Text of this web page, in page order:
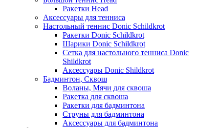
Ракетки Head
Аксессуары для тенниса
Настольный теннис Donic Schildkrot
Ракетки Donic Schildkrot
Шарики Donic Schildkrot
Сетка для настольного тенниса Donic
Shildkrot
Аксессуары Donic Shildkrot
Бадминтон, Сквош
Воланы, Мячи для сквоша
Ракетка для сквоша
Ракетки для бадминтона
Струны для бадминтона
Аксессуары для бадминтона